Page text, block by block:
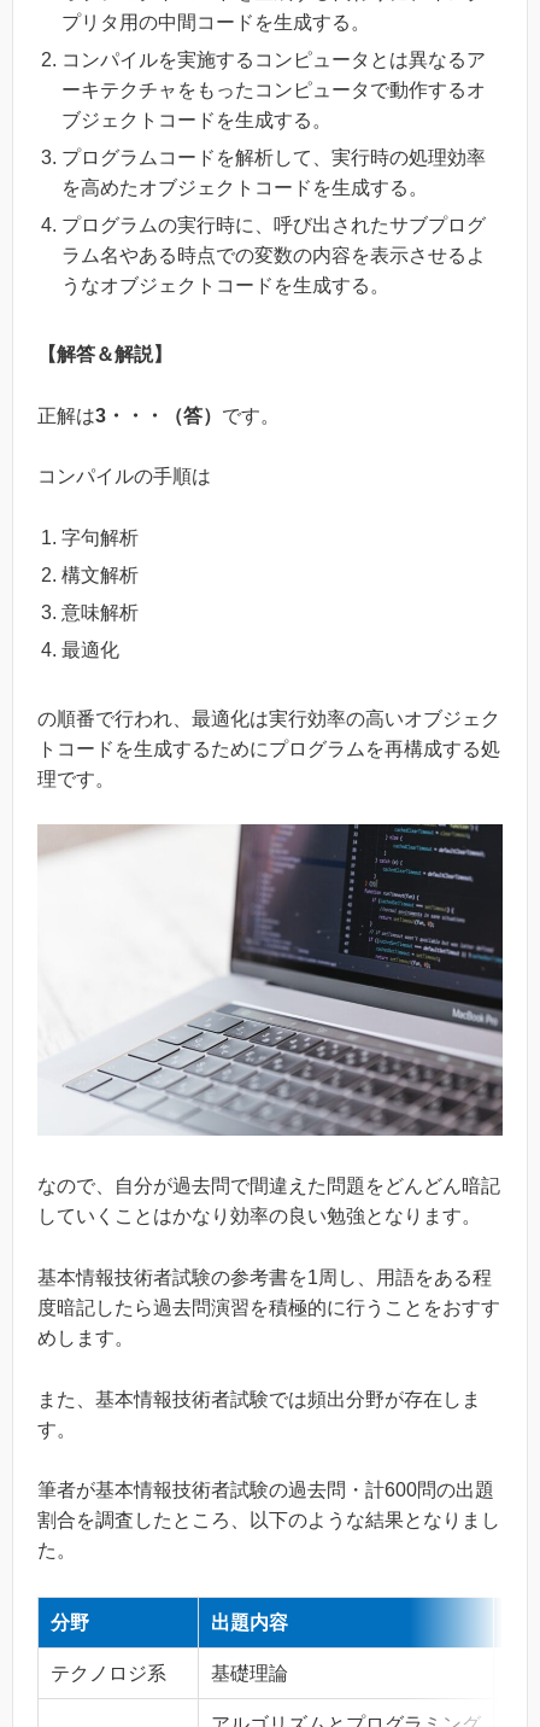
プリタ用の中間コードを生成する。
コンパイルを実施するコンピュータとは異なるア
ーキテクチャをもったコンピュータで動作するオ
ブジェクトコードを生成する。
プログラムコードを解析して、実行時の処理効率
を高めたオブジェクトコードを生成する。
プログラムの実行時に、呼び出されたサブプログ
ラム名やある時点での変数の内容を表示させるよ
うなオブジェクトコードを生成する。
【解答＆解説】
正解は3・・・（答） です。
コンパイルの手順は
字句解析
構文解析
意味解析
最適化
の順番で行われ、最適化は実行効率の高いオブジェク
トコードを生成するためにプログラムを再構成する処
理です。
なので、自分が過去問で間違えた問題をどんどん暗記
していくことはかなり効率の良い勉強となります。
基本情報技術者試験の参考書を1周し、用語をある程
度暗記したら過去問演習を積極的に行うことをおすす
めします。
また、基本情報技術者試験では頻出分野が存在しま
す。
筆者が基本情報技術者試験の過去問・計600問の出題
割合を調査したところ、以下のような結果となりまし
た。
分野 出題内容
テクノロジ系 基礎理論